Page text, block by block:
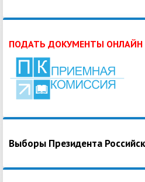
ПОДАТЬ ДОКУМЕНТЫ ОНЛАЙН
Выборы Президента